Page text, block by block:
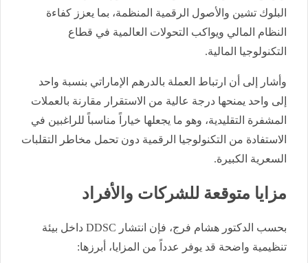
البلوك تشين والأصول الرقمية المنظمة، بما يعزز كفاءة
النظام المالي ويواكب التحولات العالمية في قطاع
التكنولوجيا المالية.
وأشار إلى أن ارتباط العملة بالدرهم الإماراتي بنسبة واحد
إلى واحد يمنحها درجة عالية من الاستقرار مقارنة بالعملات
المشفرة التقليدية، وهو ما يجعلها خياراً مناسباً للراغبين في
الاستفادة من التكنولوجيا الرقمية دون تحمل مخاطر التقلبات
السعرية الكبيرة.
مزايا متوقعة للشركات والأفراد
بحسب الدكتور هشام فرج، فإن انتشار DDSC داخل بيئة
تنظيمية واضحة قد يوفر عدداً من المزايا، أبرزها: